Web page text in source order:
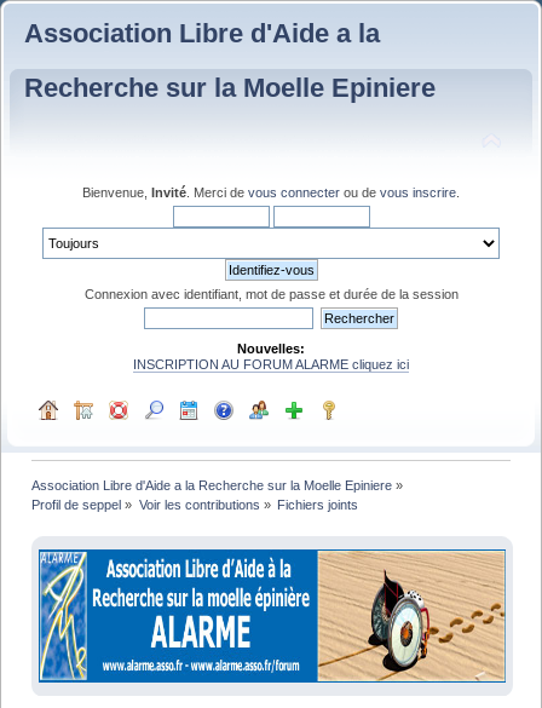
Association Libre d'Aide a la
Recherche sur la Moelle Epiniere
Bienvenue, Invité . Merci de vous connecter ou de vous inscrire
Connexion avec identifiant, mot de passe et durée de la session
Nouvelles:
INSCRIPTION AU FORUM ALARME cliquez ici
Association Libre d'Aide a la Recherche sur la Moelle Epiniere »
Profil de seppel » Voir les contributions » Fichiers joints